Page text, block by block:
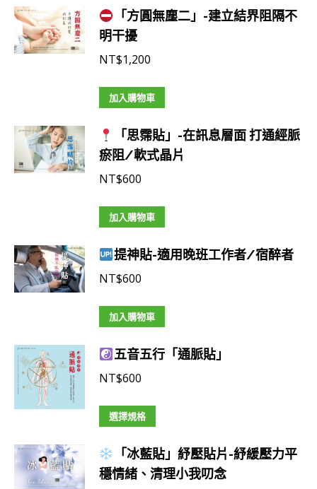
「方圓無塵二」-建立結界阻隔不
明干擾
NT$1,200
加入購物車
「思霈貼」-在訊息層面 打通經脈
瘀阻/軟式晶片
NT$600
加入購物車
提神貼-適用晚班工作者/宿醉者
NT$600
加入購物車
五音五行「通脈貼」
NT$600
選擇規格
品
有
「冰藍貼」紓壓貼片-紓緩壓力平
穩情緒、清理小我叨念